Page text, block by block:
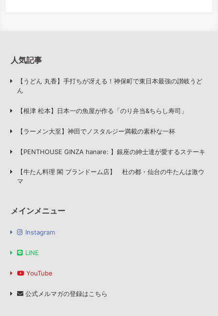
人気記事
【うどん 丸香】手打ちが冴える！神保町で東日本最強の讃岐うど
ん
【根津 松本】日本一の魚屋が作る「のり弁当&ちらし寿司」
【ラーメン大至】神田でノスタルジー満載の素朴な一杯
【PENTHOUSE GINZA hanare: 】銀座の紳士達が愛するステーキ
【牛たん料理 閣 ブランドーム店】 杜の都・仙台の牛たんは激ウ
マ
メインメニュー
Instagram
LINE
YouTube
公式メルマガの登録はこちら